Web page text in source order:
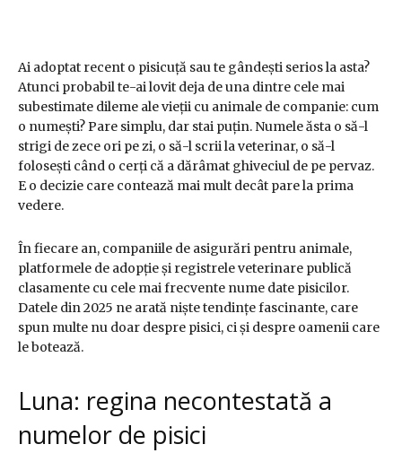
Ai adoptat recent o pisicuță sau te gândești serios la asta?
Atunci probabil te-ai lovit deja de una dintre cele mai
subestimate dileme ale vieții cu animale de companie: cum
o numești? Pare simplu, dar stai puțin. Numele ăsta o să-l
strigi de zece ori pe zi, o să-l scrii la veterinar, o să-l
folosești când o cerți că a dărâmat ghiveciul de pe pervaz.
E o decizie care contează mai mult decât pare la prima
vedere.
În fiecare an, companiile de asigurări pentru animale,
platformele de adopție și registrele veterinare publică
clasamente cu cele mai frecvente nume date pisicilor.
Datele din 2025 ne arată niște tendințe fascinante, care
spun multe nu doar despre pisici, ci și despre oamenii care
le botează.
Luna: regina necontestată a
numelor de pisici